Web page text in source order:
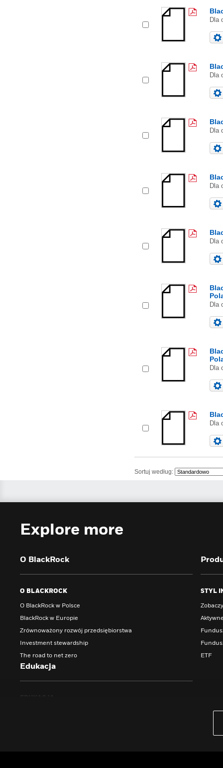
Dla
Dla
Dla
Dla
Dla
Dla
Dla
Dla
Sortuj według:
Explore more
O BlackRock
O BLACKROCK
O BlackRock w Polsce
BlackRock w Europie
Zrównoważony rozwój przedsiębiorstwa
Investment stewardship
The road to net zero
STYL
ETF
Edukacja